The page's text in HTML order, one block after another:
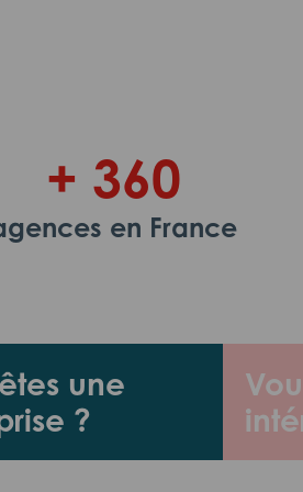
une
?
+ 360
en France